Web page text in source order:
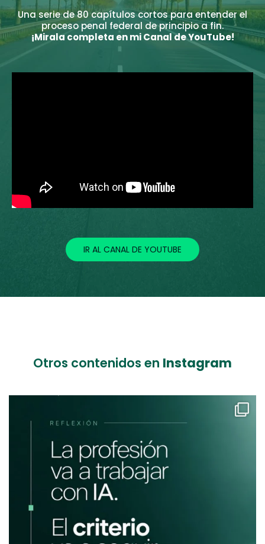
Una serie de 80 capítulos cortos para entender el
proceso penal federal de principio a fin.
¡Mirala completa en mi Canal de YouTube!
IR AL CANAL DE YOUTUBE
Otros contenidos en Instagram